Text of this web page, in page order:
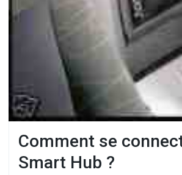
Comment se
Smart Hub ?